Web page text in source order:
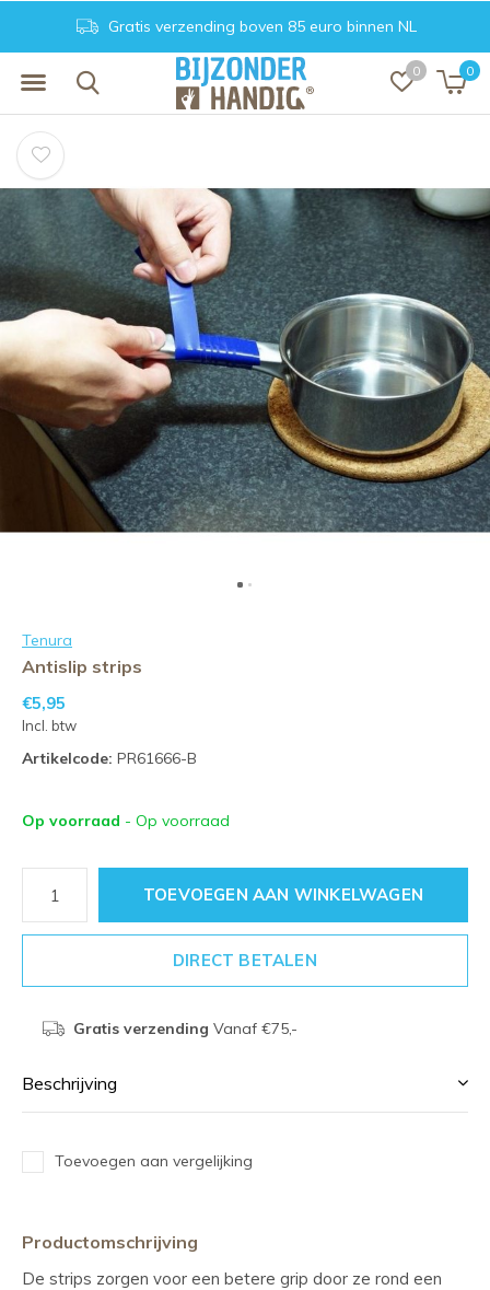
0 0
Gratis verzending boven 85 euro binnen NL
Tenura
Antislip strips
€5,95
Incl. btw
Artikelcode: PR61666-B
Op voorraad - Op voorraad
TOEVOEGEN AAN WINKELWAGEN
DIRECT BETALEN
Gratis verzending Vanaf €75,-
Beschrijving
Toevoegen aan vergelijking
Productomschrijving
De strips zorgen voor een betere grip door ze rond een